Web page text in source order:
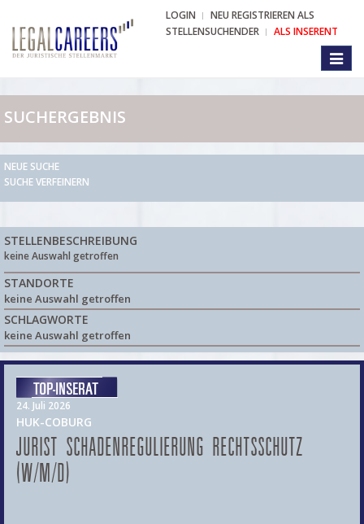
LOGIN
NEU REGISTRIEREN ALS
STELLENSUCHENDER
ALS INSERENT
SUCHERGEBNIS
NEUE SUCHE
SUCHE VERFEINERN
STELLENBESCHREIBUNG
keine Auswahl getroffen
STANDORTE
keine Auswahl getroffen
SCHLAGWORTE
keine Auswahl getroffen
24. Juli 2026
HUK-COBURG
JURIST SCHADENREGULIERUNG RECHTSSCHUTZ
(W/M/D)